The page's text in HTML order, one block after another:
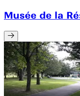
Musée de la